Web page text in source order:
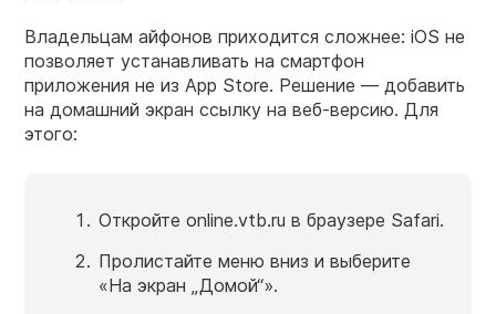
Владельцам айфонов приходится сложнее: iOS не
позволяет устанавливать на смартфон
приложения не из App Store. Решение — добавить
на домашний экран ссылку на веб-версию. Для
этого:
Откройте online.vtb.ru в браузере Safari.
Пролистайте меню вниз и выберите
«На экран „Домой“».